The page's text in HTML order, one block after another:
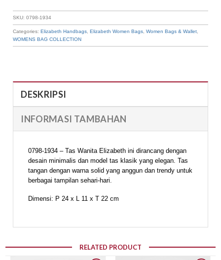
SKU:0798-1934
Categories:Elizabeth Handbags ,Elizabeth Women Bags ,Women Bags & Wallet
WOMENS BAG COLLECTION
DESKRIPSI
INFORMASI TAMBAHAN
0798-1934 – Tas Wanita Elizabeth ini dirancang dengan
desain minimalis dan model tas klasik yang elegan. Tas
tangan dengan warna solid yang anggun dan trendy untuk
berbagai tampilan sehari-hari.
Dimensi: P 24 x L 11 x T 22 cm
RELATED PRODUCT